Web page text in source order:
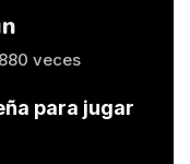
veces
para jugar